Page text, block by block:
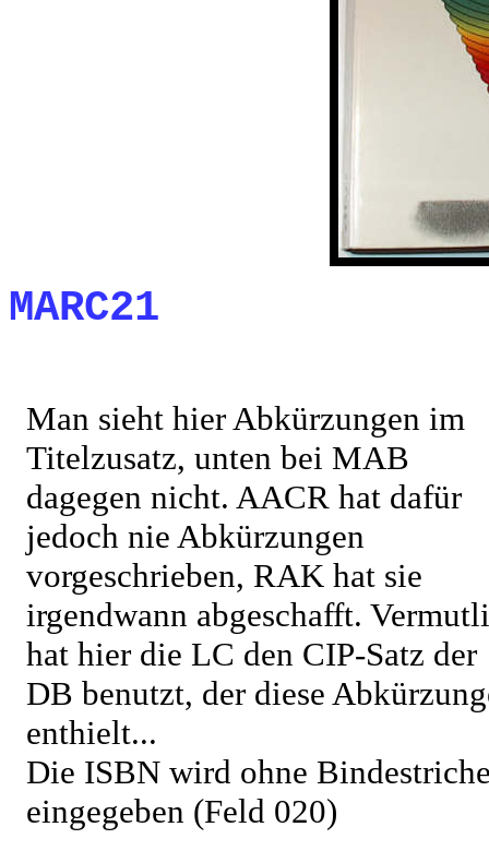
MARC21
Man sieht hier Abkürzungen im
Titelzusatz, unten bei MAB
dagegen nicht. AACR hat dafür
jedoch nie Abkürzungen
vorgeschrieben, RAK hat sie
irgendwann abgeschafft.
hat hier die LC den CIP-Satz der
DB benutzt, der diese
enthielt...
Die ISBN wird ohne
eingegeben (Feld 020)